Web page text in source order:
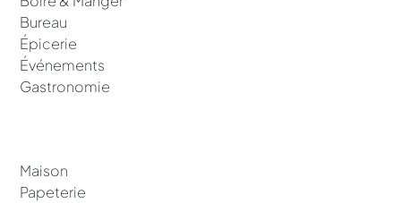
Bureau
Épicerie
Événements
Gastronomie
Maison
Papeterie